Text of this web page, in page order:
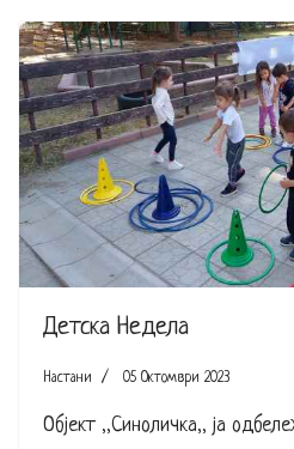
Детска Недела
Настани 05 Октомври 2023
Објект ,,Синоличка,, ја